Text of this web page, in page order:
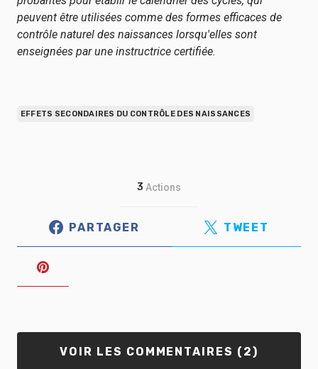
peuvent être utilisées comme des formes efficaces de
contrôle naturel des naissances lorsqu'elles sont
enseignées par une instructrice certifiée.
EFFETS SECONDAIRES DU CONTRÔLE DES NAISSANCES
3 Actions
PARTAGER TWEET
VOIR LES COMMENTAIRES (2)